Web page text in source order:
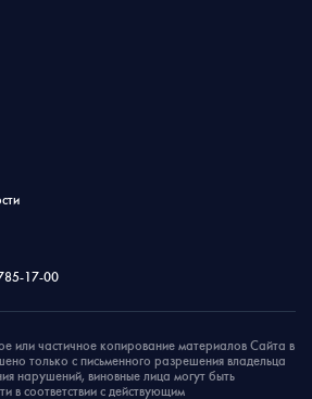
17-00
или частичное копирование материалов Сайта в
только с письменного разрешения владельца
нарушений, виновные лица могут быть
в соответствии с действующим